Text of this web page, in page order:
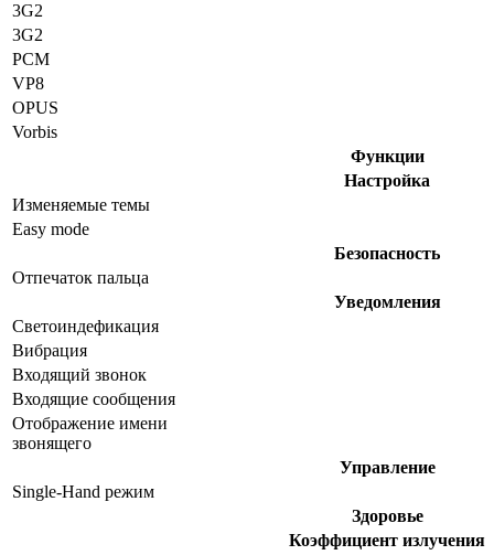
3G2
3G2
PCM
VP8
OPUS
Vorbis
Функции
Настройка
Изменяемые темы
Easy mode
Безопасность
Отпечаток пальца
Уведомления
Светоиндефикация
Вибрация
Входящий звонок
Входящие сообщения
Отображение имени
звонящего
Управление
Single-Hand режим
Здоровье
Коэффициент излучения